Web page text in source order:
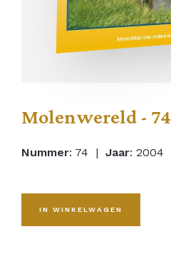
Molenwereld - 74
Nummer: 74 | Jaar: 2004
IN WINKELWAGEN